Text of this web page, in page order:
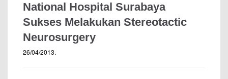
National Hospital Surabaya
Sukses Melakukan Stereotactic
Neurosurgery
26/04/2013.